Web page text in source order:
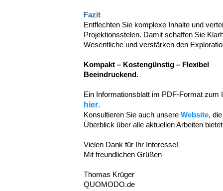
Fazit
Entflechten Sie komplexe Inhalte und
Projektionsstelen. Damit schaffen Sie
Wesentliche und verstärken den
Kompakt – Kostengünstig – Flexibel
Beeindruckend.
Ein Informationsblatt im PDF-Format zum
hier.
Konsultieren Sie auch unsere Website,
Überblick über alle aktuellen Arbeiten
Vielen Dank für Ihr Interesse!
Mit freundlichen Grüßen
Thomas Krüger
QUOMODO.de